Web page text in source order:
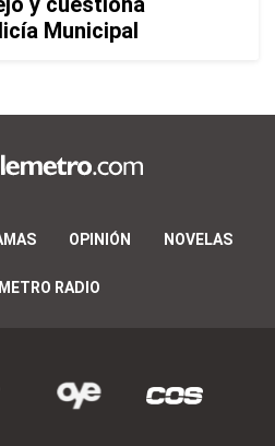
Municipal
OPINIÓN NOVELAS
RADIO